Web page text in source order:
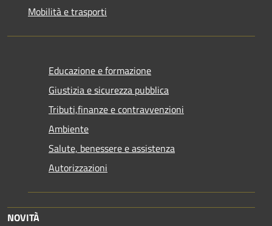
Mobilità e trasporti
Educazione e formazione
Giustizia e sicurezza pubblica
Tributi,finanze e contravvenzioni
Ambiente
Salute, benessere e assistenza
Autorizzazioni
NOVITÀ